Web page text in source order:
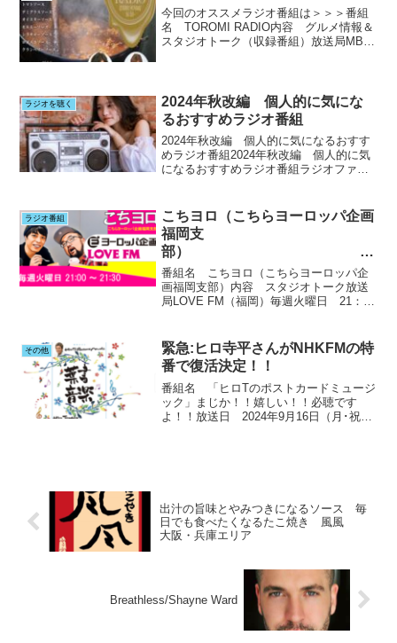
今回のオススメラジオ番組は＞＞＞番組
名 TOROMI RADIO内容 グルメ情報＆
スタジオトーク（収録番組）放送局MBS
サ...
ラジオを聴く
2024年秋改編 個人的に気にな
るおすすめラジオ番組
2024年秋改編 個人的に気になるおすす
めラジオ番組2024年秋改編 個人的に気
になるおすすめラジオ番組ラジオファン
からしっかりチェックできますよう
に！！MBSラジオ ...
ラジオ番組
こちヨロ（こちらヨーロッパ企画
福岡支
部）
LOVE FM（福岡）
番組名 こちヨロ（こちらヨーロッパ企
画福岡支部）内容 スタジオトーク放送
局LOVE FM（福岡）毎週火曜日 21：00
劇団員の今が聴ける番組聴き処 ポイン
ト 京都を...
その他
緊急:ヒロ寺平さんがNHKFMの特
番で復活決定！！
番組名 「ヒロTのポストカードミュージ
ック」まじか！！嬉しい！！必聴です
よ！！放送日 2024年9月16日（月･祝）
出汁の旨味とやみつきになるソース 毎
日でも食べたくなるたこ焼き 風風
大阪・兵庫エリア
Breathless/Shayne Ward